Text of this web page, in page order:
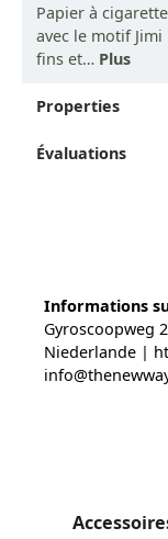
Papier à
avec le motif
fins et… Plus
Properties
Évaluations
Informations
Gyroscoopweg
Niederlande |
Ignorer la